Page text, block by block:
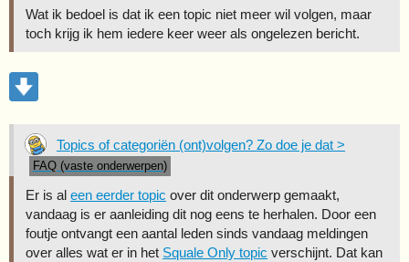
Wat ik bedoel is dat ik een topic niet meer wil volgen, maar
toch krijg ik hem iedere keer weer als ongelezen bericht.
Topics of categoriën (ont)volgen? Zo doe je dat >
FAQ (vaste onderwerpen)
Er is al een eerder topic over dit onderwerp gemaakt,
vandaag is er aanleiding dit nog eens te herhalen. Door een
foutje ontvangt een aantal leden sinds vandaag meldingen
over alles wat er in het Squale Only topic verschijnt. Dat kan